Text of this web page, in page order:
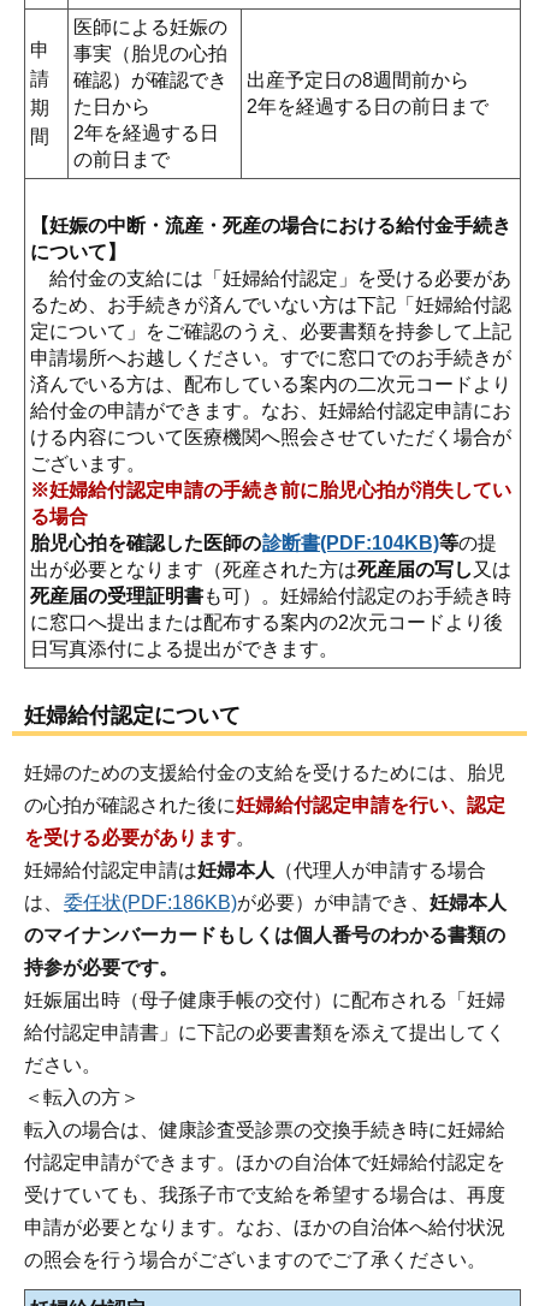
申
請
期
間
医師による妊娠の
事実（胎児の心拍
確認）が確認でき
た日から
2年を経過する日
の前日まで
出産予定日の8週間前から
2年を経過する日の前日まで
【妊娠の中断・流産・死産の場合における給付金手続き
について】
給付金の支給には「妊婦給付認定」を受ける必要があ
るため、お手続きが済んでいない方は下記「妊婦給付認
定について」をご確認のうえ、必要書類を持参して上記
申請場所へお越しください。すでに窓口でのお手続きが
済んでいる方は、配布している案内の二次元コードより
給付金の申請ができます。なお、妊婦給付認定申請にお
ける内容について医療機関へ照会させていただく場合が
ございます。
※妊婦給付認定申請の手続き前に胎児心拍が消失してい
る場合
胎児心拍を確認した医師の診断書(PDF:104KB)等の提
出が必要となります（死産された方は死産届の写し 又は
死産届の受理証明書も可）。妊婦給付認定のお手続き時
に窓口へ提出または配布する案内の2次元コードより後
日写真添付による提出ができます。
妊婦給付認定について
妊婦のための支援給付金の支給を受けるためには、胎児
の心拍が確認された後に妊婦給付認定申請を行い、認定
を受ける必要があります。
妊婦給付認定申請は妊婦本人 （代理人が申請する場合
は、 委任状(PDF:186KB)が必要）が申請でき、 妊婦本人
のマイナンバーカードもしくは個人番号のわかる書類の
持参が必要です。
妊娠届出時（母子健康手帳の交付）に配布される「妊婦
給付認定申請書」に下記の必要書類を添えて提出してく
ださい。
＜転入の方＞
転入の場合は、健康診査受診票の交換手続き時に妊婦給
付認定申請ができます。ほかの自治体で妊婦給付認定を
受けていても、我孫子市で支給を希望する場合は、再度
申請が必要となります。なお、ほかの自治体へ給付状況
の照会を行う場合がございますのでご了承ください。